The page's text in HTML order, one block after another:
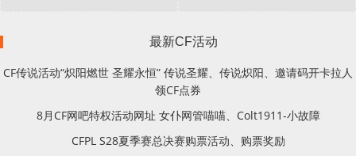
最新CF活动
CF传说活动“炽阳燃世 圣耀永恒” 传说圣耀、传说炽阳、邀请码开卡拉人
领CF点券
8月CF网吧特权活动网址 女仆网管喵喵、Colt1911-小故障
CFPL S28夏季赛总决赛购票活动、购票奖励